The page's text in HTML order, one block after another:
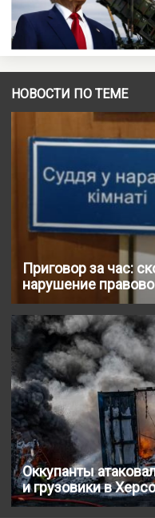
НОВОСТИ ПО ТЕМЕ
Приговор за час:
нарушение
Оккупанты
и грузовики в